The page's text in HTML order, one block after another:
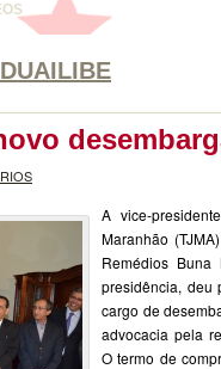
A vice-
Maranhão
Remédios
presidência, deu
cargo de
advocacia pela
O termo de